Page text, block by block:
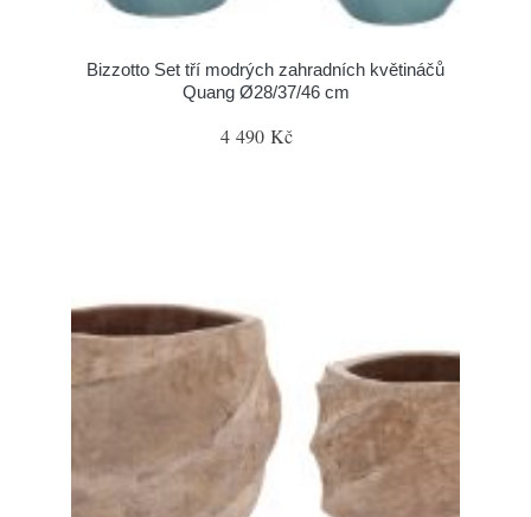
Bizzotto Set tří modrých zahradních květináčů
Quang Ø28/37/46 cm
4 490 Kč